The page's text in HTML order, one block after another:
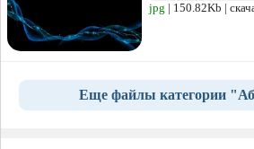
jpg | 150.82Kb |
Еще файлы категории